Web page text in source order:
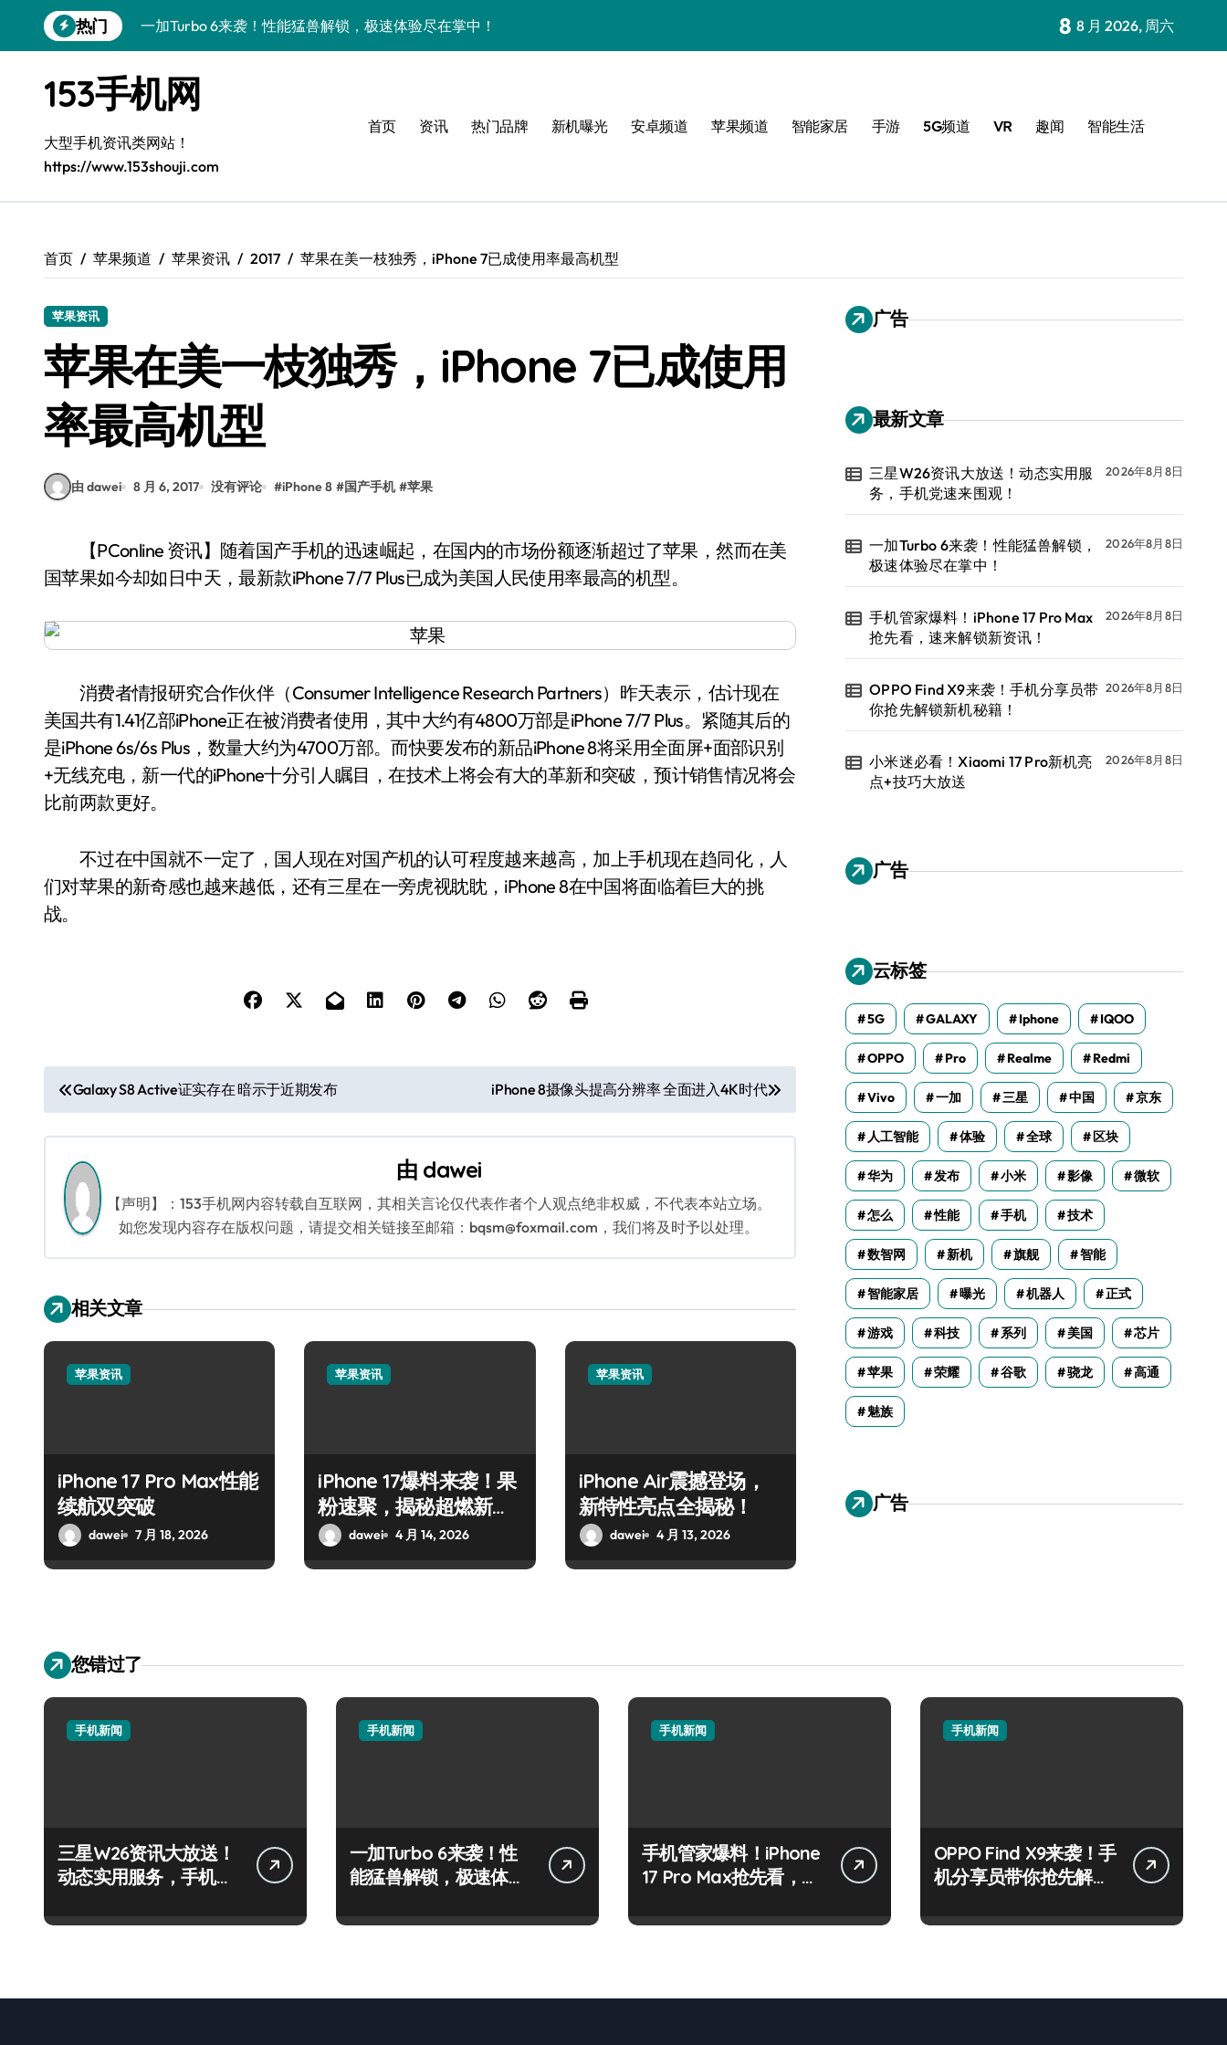
到
热门
一加Turbo 6来袭！性能猛兽解锁，极速体验尽在掌中！
OPPO Find X9来袭！手机分享员带你抢先解锁新机秘籍！
小米迷必看！Xiaomi 17 Pro新机亮点+技巧大放送
三星W26大揭秘！新功能+超值优惠+技巧全分享！
iPhone 17 Pro爆料来袭！实用功能大揭秘速看！
三星Galaxy Z TriFold来袭，三折屏新体验一键掌控！
三星W26资讯大放送！动态实用服务，手机党速来围观！
8 8 月 2026, 周六
153手机网
大型手机资讯类网站！
https://www.153shouji.com
首页 资讯 热门品牌 新机曝光 安卓频道 苹果频道 智能家居 手游 5G频道 VR 趣闻 智能生活
首页 苹果频道 苹果资讯 2017 苹果在美一枝独秀，iPhone 7已成使用率最高机型
苹果资讯
苹果在美一枝独秀，iPhone 7已成使用
率最高机型
由 dawei 8 月 6, 2017 没有评论 #iPhone 8 #国产手机 #苹果
【PConline 资讯】随着国产手机的迅速崛起，在国内的市场份额逐渐超过了苹果，然而在美
国苹果如今却如日中天，最新款iPhone 7/7 Plus已成为美国人民使用率最高的机型。
消费者情报研究合作伙伴（Consumer Intelligence Research Partners）昨天表示，估计现在
美国共有1.41亿部iPhone正在被消费者使用，其中大约有4800万部是iPhone 7/7 Plus。紧随其后的
是iPhone 6s/6s Plus，数量大约为4700万部。而快要发布的新品iPhone 8将采用全面屏+面部识别
+无线充电，新一代的iPhone十分引人瞩目，在技术上将会有大的革新和突破，预计销售情况将会
比前两款更好。
不过在中国就不一定了，国人现在对国产机的认可程度越来越高，加上手机现在趋同化，人
们对苹果的新奇感也越来越低，还有三星在一旁虎视眈眈，iPhone 8在中国将面临着巨大的挑
战。
文
章
导
航
Galaxy S8 Active证实存在 暗示于近期发布 iPhone 8摄像头提高分辨率 全面进入4K时代
由 dawei
【声明】：153手机网内容转载自互联网，其相关言论仅代表作者个人观点绝非权威，不代表本站立场。
如您发现内容存在版权问题，请提交相关链接至邮箱：bqsm@foxmail.com，我们将及时予以处理。
相关文章
苹果资讯
iPhone 17 Pro Max性能
续航双突破
dawei 7 月 18, 2026
苹果资讯
iPhone 17爆料来袭！果
粉速聚，揭秘超燃新惊
喜！dawei 4 月 14, 2026
苹果资讯
iPhone Air震撼登场，
新特性亮点全揭秘！
dawei 4 月 13, 2026
广告
最新文章
三星W26资讯大放送！动态实用服
务，手机党速来围观！
2026年8月8日
一加Turbo 6来袭！性能猛兽解锁，
极速体验尽在掌中！
2026年8月8日
手机管家爆料！iPhone 17 Pro Max
抢先看，速来解锁新资讯！
2026年8月8日
OPPO Find X9来袭！手机分享员带
你抢先解锁新机秘籍！
2026年8月8日
小米迷必看！Xiaomi 17 Pro新机亮
点+技巧大放送
2026年8月8日
广告
云标签
5G GALAXY Iphone IQOO
OPPO Pro Realme Redmi
Vivo 一加 三星 中国 京东
人工智能 体验 全球 区块
华为 发布 小米 影像 微软
怎么 性能 手机 技术
数智网 新机 旗舰 智能
智能家居 曝光 机器人 正式
游戏 科技 系列 美国 芯片
苹果 荣耀 谷歌 骁龙 高通
魅族
广告
您错过了
手机新闻
三星W26资讯大放送！
动态实用服务，手机党
手机新闻
一加Turbo 6来袭！性
能猛兽解锁，极速体验
手机新闻
手机管家爆料！iPhone
17 Pro Max抢先看，速
手机新闻
OPPO Find X9来袭！手
机分享员带你抢先解锁